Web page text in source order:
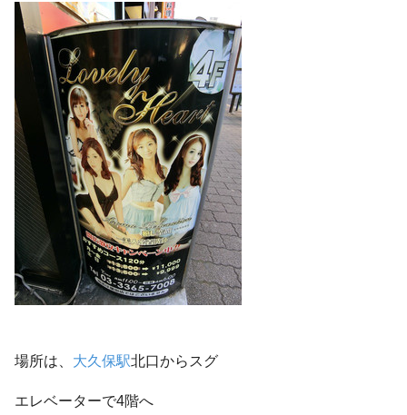
場所は、 大久保駅北口からスグ
エレベーターで4階へ